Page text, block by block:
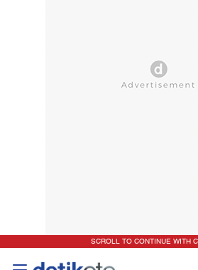
SCROLL TO CONTINUE WITH